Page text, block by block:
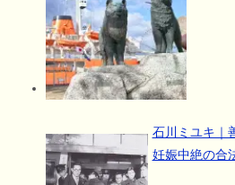
石川ミユキ｜
妊娠中絶の合